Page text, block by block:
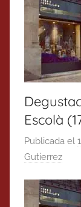
Escolà
Publicada el
Gutierrez